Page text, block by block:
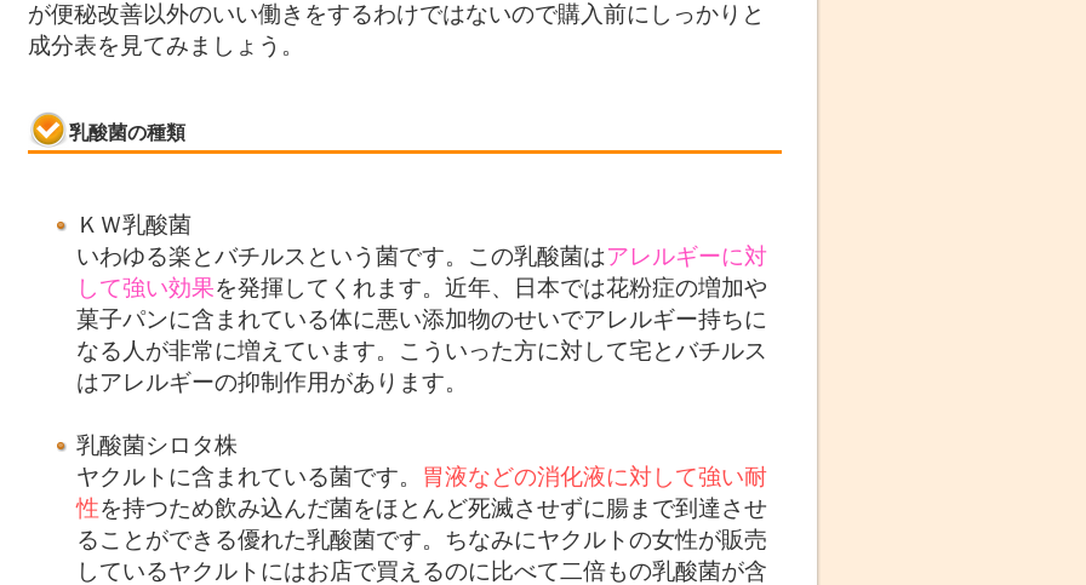
が便秘改善以外のいい働きをするわけではないので購入前にしっかりと
成分表を見てみましょう。
乳酸菌の種類
ＫＷ乳酸菌
いわゆる楽とバチルスという菌です。この乳酸菌はアレルギーに対
して強い効果を発揮してくれます。近年、日本では花粉症の増加や
菓子パンに含まれている体に悪い添加物のせいでアレルギー持ちに
なる人が非常に増えています。こういった方に対して宅とバチルス
はアレルギーの抑制作用があります。
乳酸菌シロタ株
ヤクルトに含まれている菌です。 胃液などの消化液に対して強い耐
性を持つため飲み込んだ菌をほとんど死滅させずに腸まで到達させ
ることができる優れた乳酸菌です。ちなみにヤクルトの女性が販売
しているヤクルトにはお店で買えるのに比べて二倍もの乳酸菌が含